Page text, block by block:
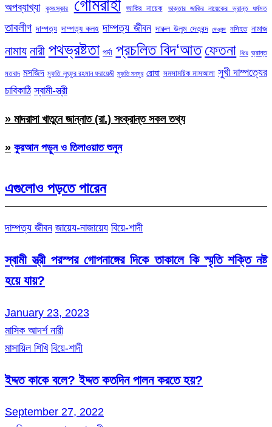
অপব্যাখ্যা কুসংস্কার গোমরাহী জাকির নায়েক ডাক্তার জাকির নায়েকের ভ্রান্ত ধর্মমত
তাবলীগ দাম্পত্য দাম্পত্য কলহ দাম্পত্য জীবন দারুল উলুম দেওবন্দ দেওবন্দ নসিহত নামাজ
নামায নারী পথভ্রষ্টতা পর্দা প্রচলিত বিদ‘আত ফেতনা বিয়ে ভ্রান্ত
মতবাদ মসজিদ মুফতি লুৎফুর রহমান ফরায়েজী মুফতি মনসুর রোযা সমসাময়িক মাসআলা সুখী দাম্পত্যের
চাবিকাঠি স্বামী-স্ত্রী
» মাদরাসা খাতুনে জান্নাত (রা.) সংক্রান্ত সকল তথ্য
» কুরআন পড়ুন ও তিলাওয়াত শুনুন
এগুলোও পড়তে পারেন
দাম্পত্য জীবন জায়েয-নাজায়েয বিয়ে-শাদী
স্বামী স্ত্রী পরস্পর গোপনাঙ্গের দিকে তাকালে কি স্মৃতি শক্তি নষ্ট
হয়ে যায়?
January 23, 2023
মাসিক আদর্শ নারী
মাসায়িল শিখি বিয়ে-শাদী
ইদ্দত কাকে বলে? ইদ্দত কতদিন পালন করতে হয়?
September 27, 2022